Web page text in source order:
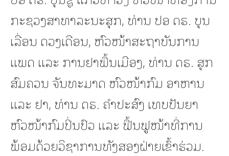
ກະຊວງສາທາລະນະສຸກ, ທ່ານ ປອ ດຣ. ບຸນ
ເລື່ອນ ດວງເດືອນ, ຫົວໜ້າສະຖາບັນການ
ແພດ ແລະ ການຢາພື້ນເມືອງ, ທ່ານ ດຣ. ສຸກ
ສົມຄວນ ຈັນທະມາດ ຫົວໜ້າກົມ ອາຫານ
ແລະ ຢາ, ທ່ານ ດຣ. ຄຳປະສົງ ເທບປັນຍາ
ຫົວໜ້າກົມປິ່ນປົວ ແລະ ຟື້ນຟູໜ້າທີ່ການ
ພ້ອມດ້ວຍວິຊາການທັງສອງຝ່າຍເຂົ້າຮ່ວມ.